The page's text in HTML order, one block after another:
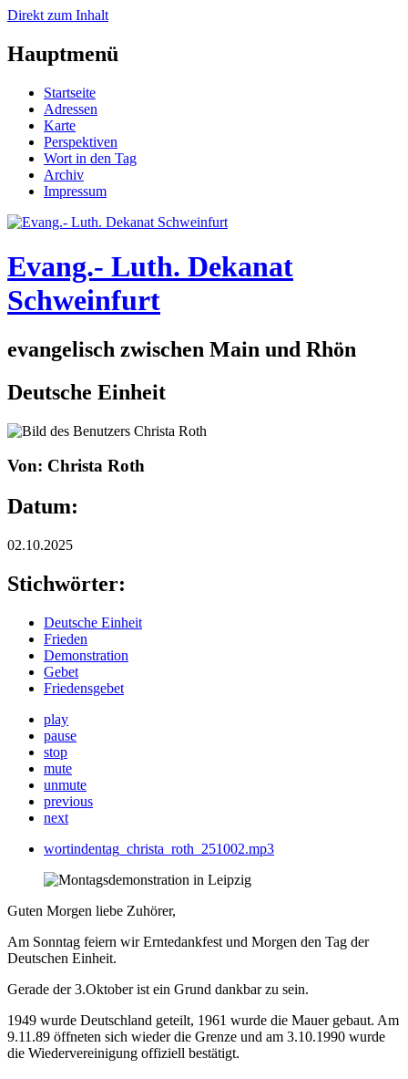
Direkt zum Inhalt
Hauptmenü
Startseite
Adressen
Karte
Perspektiven
Wort in den Tag
Archiv
Impressum
Evang.- Luth. Dekanat
Schweinfurt
evangelisch zwischen Main und Rhön
Deutsche Einheit
Von: Christa Roth
Datum:
02.10.2025
Stichwörter:
Deutsche Einheit
Frieden
Demonstration
Gebet
Friedensgebet
play
pause
stop
mute
unmute
previous
next
wortindentag_christa_roth_251002.mp3
Guten Morgen liebe Zuhörer,
Am Sonntag feiern wir Erntedankfest und Morgen den Tag der
Deutschen Einheit.
Gerade der 3.Oktober ist ein Grund dankbar zu sein.
1949 wurde Deutschland geteilt, 1961 wurde die Mauer gebaut. Am
9.11.89 öffneten sich wieder die Grenze und am 3.10.1990 wurde
die Wiedervereinigung offiziell bestätigt.